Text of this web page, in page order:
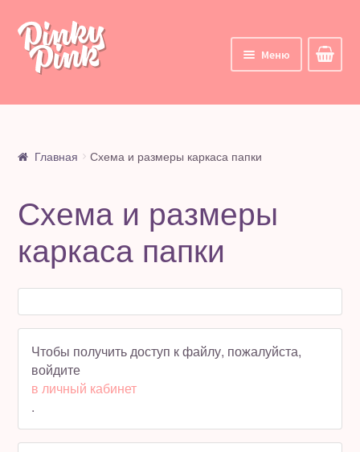
Перейти
навигации
Перейти
содержимому
Меню
Главная
Все курсы
Мои курсы
Цифровые товары
Полезное бесплатно
Для магазинов
Главная Схема и размеры каркаса папки
Схема и размеры
каркаса папки
Чтобы получить доступ к файлу, пожалуйста,
войдите
в личный кабинет
.